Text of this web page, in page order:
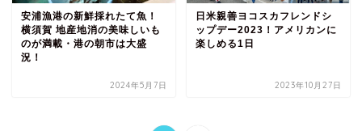
安浦漁港の新鮮採れたて魚！
横須賀 地産地消の美味しいも
のが満載・港の朝市は大盛
況！
2024年5月7日
日米親善ヨコスカフレンドシ
ップデー2023！アメリカンに
楽しめる1日
2023年10月27日